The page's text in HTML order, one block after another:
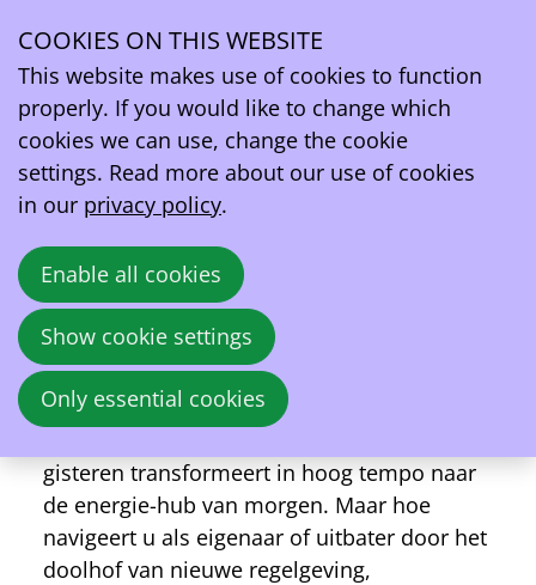
rendement onder één dak
Thu
26
Mar2026
16:00 - 22:00
Future-Proof Stations: energie, veiligheid en
rendement onder één dak
Van traditionele tankstations naar
geïntegreerde energie-hubs.
gisteren transformeert in hoog tempo naar
de energie-hub van morgen. Maar hoe
navigeert u als eigenaar of uitbater door het
doolhof van nieuwe regelgeving,
COOKIES ON THIS WEBSITE
This website makes use of cookies to function
properly. If you would like to change which
cookies we can use, change the cookie
settings. Read more about our use of cookies
in our privacy policy.
Enable all cookies
Show cookie settings
Only essential cookies